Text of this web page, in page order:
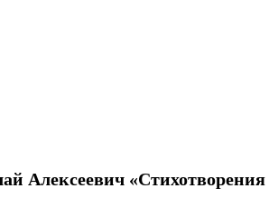
Алексеевич «Стихотворения